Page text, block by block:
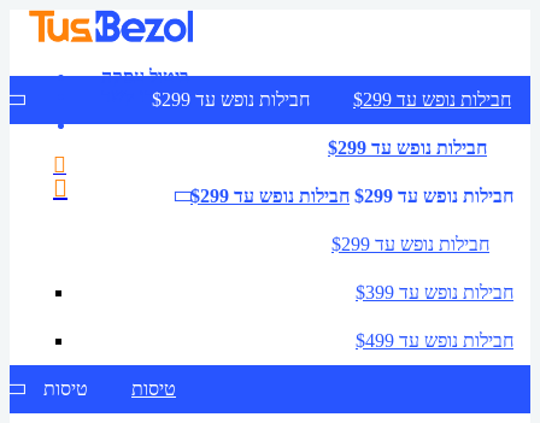
ביטול עסקה
צרו קשר
חבילות נופש עד $299 חבילות נופש עד $299
חבילות נופש עד $299
חבילות נופש עד $299 חבילות נופש עד $299
חבילות נופש עד $299
חבילות נופש עד $399
חבילות נופש עד $499
טיסות טיסות